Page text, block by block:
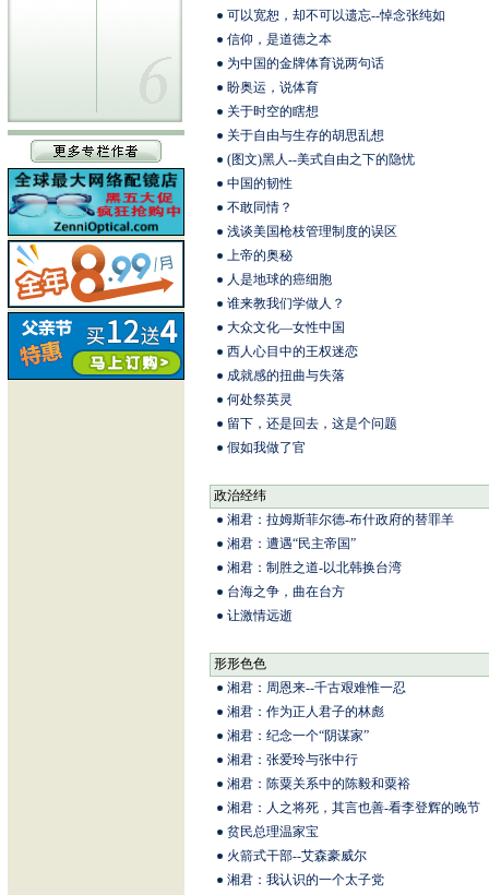
可以宽恕，却不可以遗忘--悼念张纯如
信仰，是道德之本
为中国的金牌体育说两句话
盼奥运，说体育
关于时空的瞎想
关于自由与生存的胡思乱想
(图文)黑人--美式自由之下的隐忧
中国的韧性
不敢同情？
浅谈美国枪枝管理制度的误区
上帝的奥秘
人是地球的癌细胞
谁来教我们学做人？
大众文化—女性中国
西人心目中的王权迷恋
成就感的扭曲与失落
何处祭英灵
留下，还是回去，这是个问题
假如我做了官
政治经纬
湘君：拉姆斯菲尔德-布什政府的替罪羊
湘君：遭遇“民主帝国”
湘君：制胜之道-以北韩换台湾
台海之争，曲在台方
让激情远逝
形形色色
湘君：周恩来--千古艰难惟一忍
湘君：作为正人君子的林彪
湘君：纪念一个“阴谋家”
湘君：张爱玲与张中行
湘君：陈粟关系中的陈毅和粟裕
湘君：人之将死，其言也善-看李登辉的晚节
贫民总理温家宝
火箭式干部--艾森豪威尔
湘君：我认识的一个太子党